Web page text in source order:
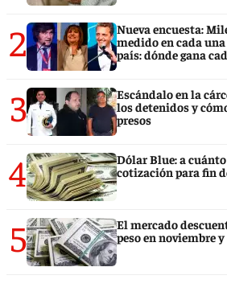
2
Nueva encuesta:
medido en cada
país: dónde gana
3
Escándalo en la
los detenidos y
presos
4
Dólar Blue: a
cotización para fin
5
El mercado
peso en noviembre